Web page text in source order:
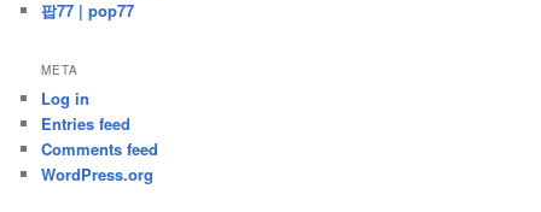
팝77 | pop77
META
Log in
Entries feed
Comments feed
WordPress.org